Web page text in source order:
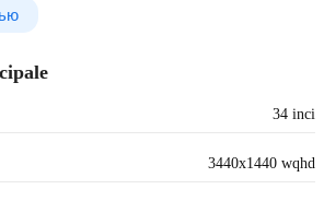
34 inci
3440x1440 wqhd